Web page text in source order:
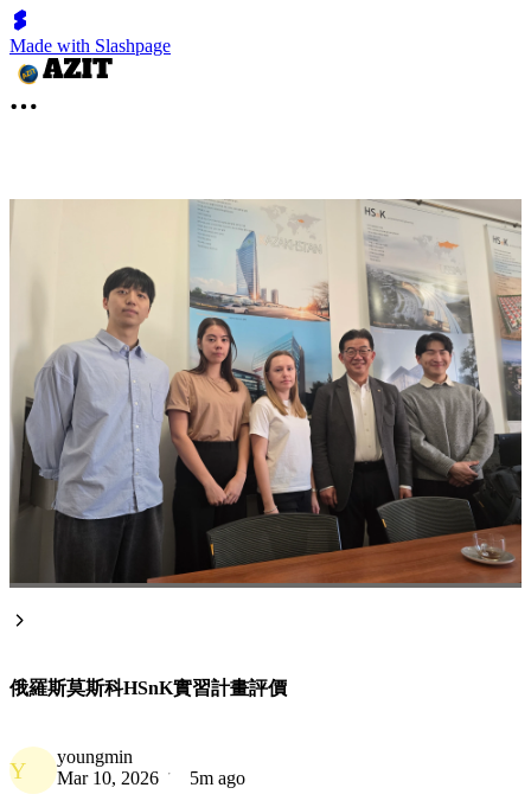
Made with Slashpage
俄羅斯莫斯科HSnK實習計畫評價
Y
youngmin
Mar 10, 2026
5m ago